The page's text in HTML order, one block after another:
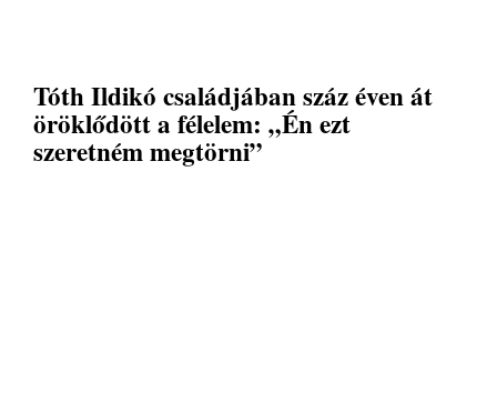
Tóth Ildikó családjában száz éven át
öröklődött a félelem: „Én ezt
szeretném megtörni”